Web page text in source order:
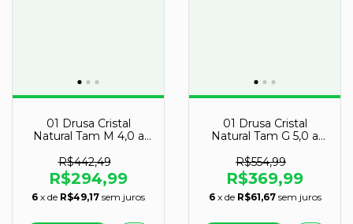
01 Drusa Cristal
Natural Tam M 4,0 a
R$442,49
R$294,99
6 x de R$49,17 sem juros
01 Drusa Cristal
Natural Tam G 5,0 a
R$554,99
R$369,99
6 x de R$61,67 sem juros